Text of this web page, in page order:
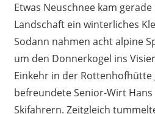
Etwas Neuschnee kam
Landschaft ein winterliches
Sodann nahmen acht alpine
um den Donnerkogel ins
Einkehr in der Rottenhofhütte
befreundete Senior-Wirt
Skifahrern. Zeitgleich